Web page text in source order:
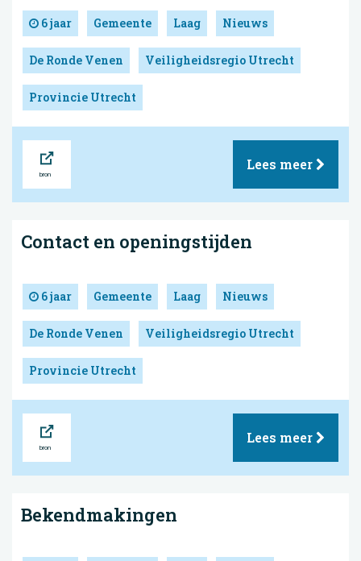
6 jaar Gemeente Laag Nieuws
De Ronde Venen Veiligheidsregio Utrecht
Provincie Utrecht
Lees meer
Contact en openingstijden
6 jaar Gemeente Laag Nieuws
De Ronde Venen Veiligheidsregio Utrecht
Provincie Utrecht
Lees meer
Bekendmakingen